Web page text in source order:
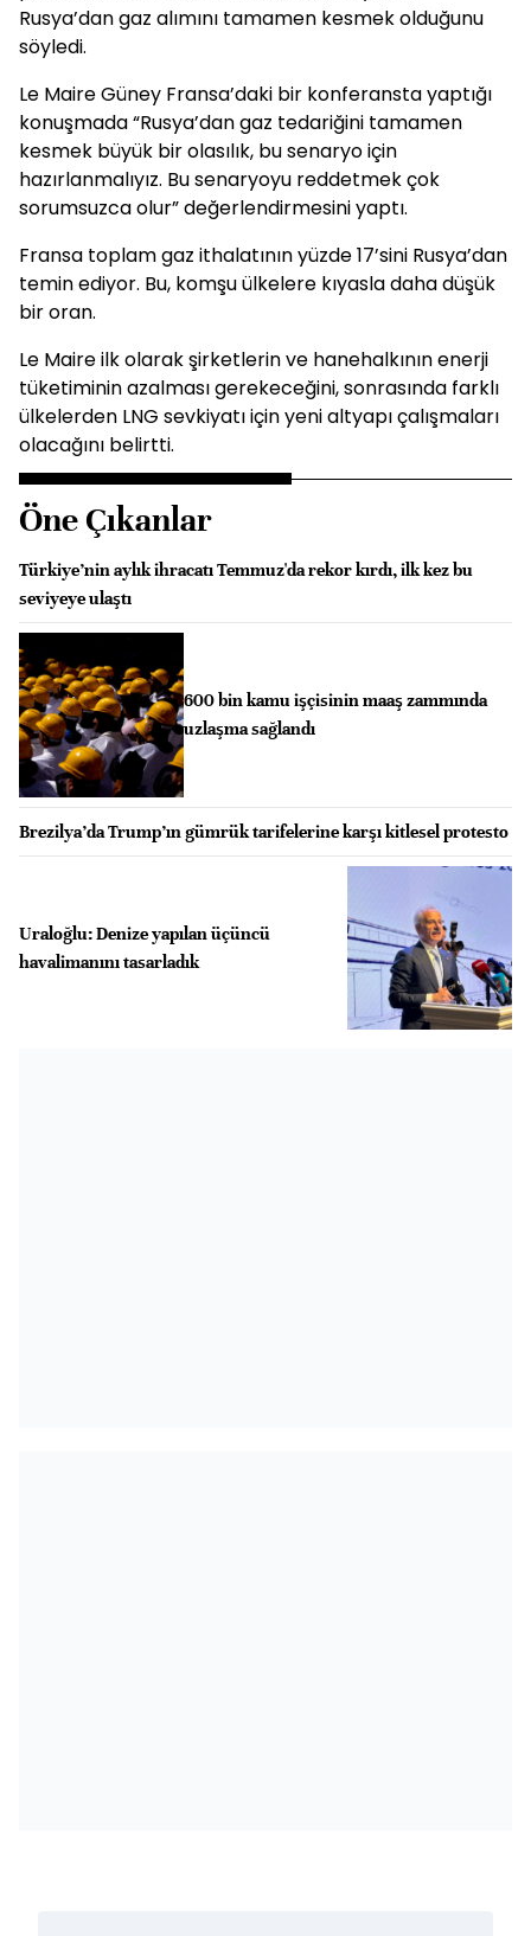
Rusya’dan gaz alımını tamamen kesmek olduğunu
söyledi.
Le Maire Güney Fransa’daki bir konferansta yaptığı
konuşmada “Rusya’dan gaz tedariğini tamamen
kesmek büyük bir olasılık, bu senaryo için
hazırlanmalıyız. Bu senaryoyu reddetmek çok
sorumsuzca olur” değerlendirmesini yaptı.
Fransa toplam gaz ithalatının yüzde 17’sini Rusya’dan
temin ediyor. Bu, komşu ülkelere kıyasla daha düşük
bir oran.
Le Maire ilk olarak şirketlerin ve hanehalkının enerji
tüketiminin azalması gerekeceğini, sonrasında farklı
ülkelerden LNG sevkiyatı için yeni altyapı çalışmaları
olacağını belirtti.
Öne Çıkanlar
Türkiye’nin aylık ihracatı Temmuz'da rekor kırdı, ilk kez bu
seviyeye ulaştı
600 bin kamu işçisinin maaş zammında
uzlaşma sağlandı
Brezilya’da Trump’ın gümrük tarifelerine karşı kitlesel protesto
Uraloğlu: Denize yapılan üçüncü
havalimanını tasarladık